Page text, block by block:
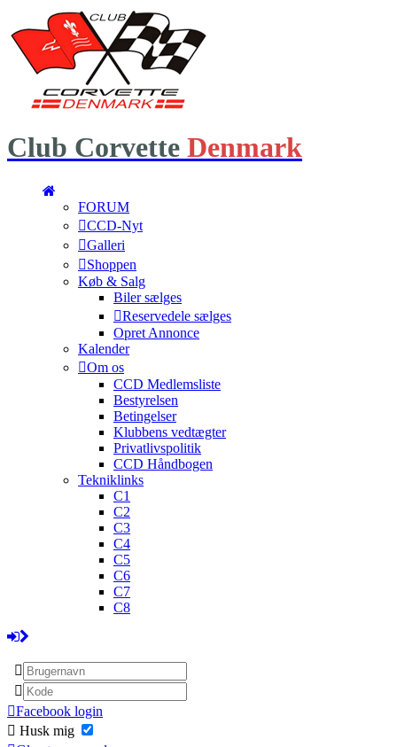
Club Corvette Denmark
FORUM
CCD-Nyt
Galleri
Shoppen
Køb & Salg
Biler sælges
Reservedele sælges
Opret Annonce
Kalender
Om os
CCD Medlemsliste
Bestyrelsen
Betingelser
Klubbens vedtægter
Privatlivspolitik
CCD Håndbogen
Tekniklinks
C1
C2
C3
C4
C5
C6
C7
C8
Facebook login
Husk mig